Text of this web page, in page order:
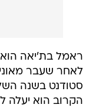
ראמל בת'יאה
לאחר שעבר
סטודנט בשנה
הקרוב הוא יעלה